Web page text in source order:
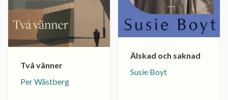
Två vänner
Per Wästberg
Älskad och saknad
Susie Boyt